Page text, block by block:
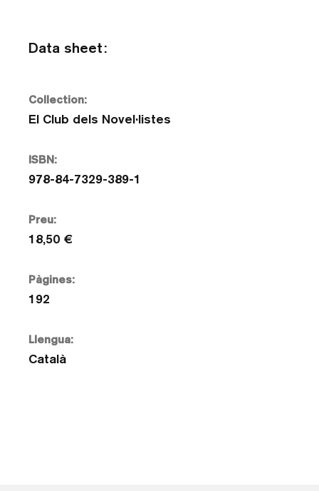
Data sheet:
Collection:
El Club dels Novel·listes
ISBN:
978-84-7329-389-1
Preu:
18,50 €
Pàgines:
192
Llengua:
Català